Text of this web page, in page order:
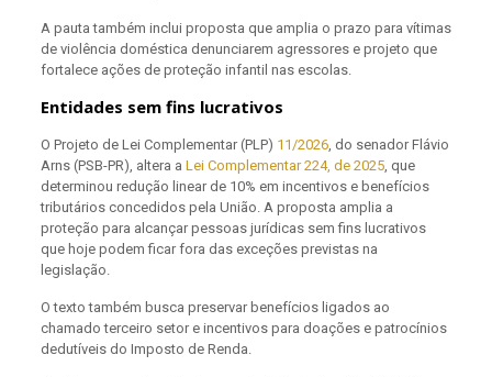
A pauta também inclui proposta que amplia o prazo para vítimas
de violência doméstica denunciarem agressores e projeto que
fortalece ações de proteção infantil nas escolas.
Entidades sem fins lucrativos
O Projeto de Lei Complementar (PLP) 11/2026, do senador Flávio
Arns (PSB-PR), altera a Lei Complementar 224, de 2025, que
determinou redução linear de 10% em incentivos e benefícios
tributários concedidos pela União. A proposta amplia a
proteção para alcançar pessoas jurídicas sem fins lucrativos
que hoje podem ficar fora das exceções previstas na
legislação.
O texto também busca preservar benefícios ligados ao
chamado terceiro setor e incentivos para doações e patrocínios
dedutíveis do Imposto de Renda.